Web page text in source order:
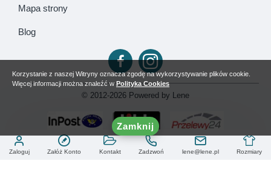
Mapa strony
Blog
© 2012-2026 Powered by Lene
Zaloguj Załóż Konto Kontakt Zadzwoń lene@lene.pl Rozmiary
Zamknij
Korzystanie z naszej Witryny oznacza zgodę na wykorzystywanie plików cookie.
Więcej informacji można znaleźć wPolityka Cookies